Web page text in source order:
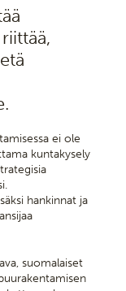
ei ole
kuntakysely
hankinnat ja
suomalaiset